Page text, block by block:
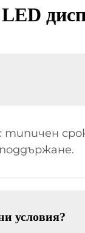
условия?